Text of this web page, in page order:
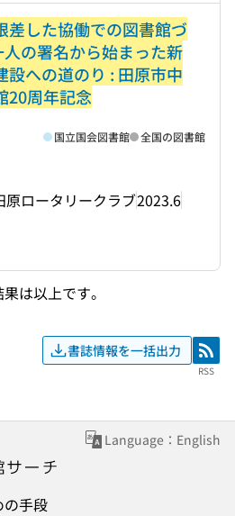
差した協働での図書館づ
人の署名から始まった新
設への道のり : 田原市中
20周年記念
原ロータリークラブ2023.6
国立国会図書館 全国の図書館
は以上です。
書誌情報を一括出力 RSS
RSS
Language：English
の手段